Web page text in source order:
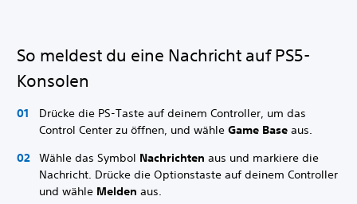
So meldest du eine Nachricht auf PS5-
Konsolen
Drücke die PS-Taste auf deinem Controller, um das
Control Center zu öffnen, und wähle Game Base aus.
Wähle das Symbol Nachrichten aus und markiere die
Nachricht. Drücke die Optionstaste auf deinem Controller
und wähle Melden aus.